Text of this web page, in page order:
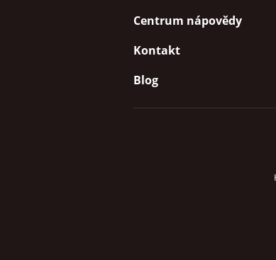
Centrum nápovědy
Kontakt
Blog